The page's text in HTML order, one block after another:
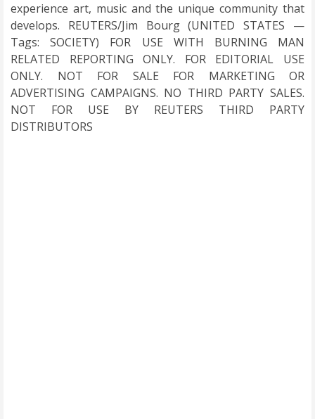
experience art, music and the unique community that
develops. REUTERS/Jim Bourg (UNITED STATES —
Tags: SOCIETY) FOR USE WITH BURNING MAN
RELATED REPORTING ONLY. FOR EDITORIAL USE
ONLY. NOT FOR SALE FOR MARKETING OR
ADVERTISING CAMPAIGNS. NO THIRD PARTY SALES.
NOT FOR USE BY REUTERS THIRD PARTY
DISTRIBUTORS